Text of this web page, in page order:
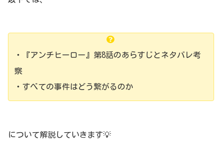
・『アンチヒーロー』第8話のあらすじとネタバレ考
察
・すべての事件はどう繋がるのか
について解説していきます💡